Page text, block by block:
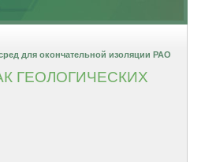
для окончательной изоляции РАО
ГЕОЛОГИЧЕСКИХ